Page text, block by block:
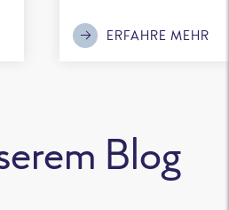
ERFAHRE MEHR
Blog